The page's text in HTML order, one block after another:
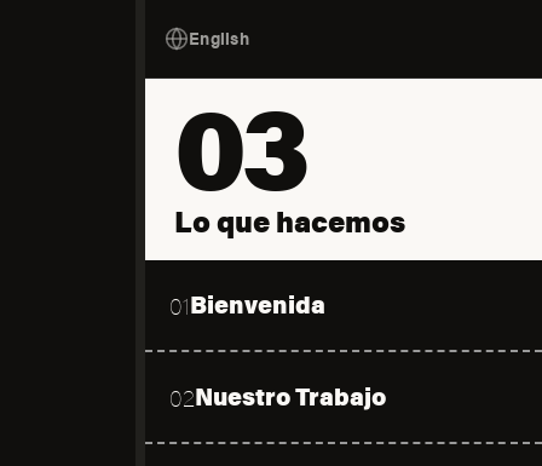
English
03
Lo que hacemos
01Bienvenida
02Nuestro Trabajo